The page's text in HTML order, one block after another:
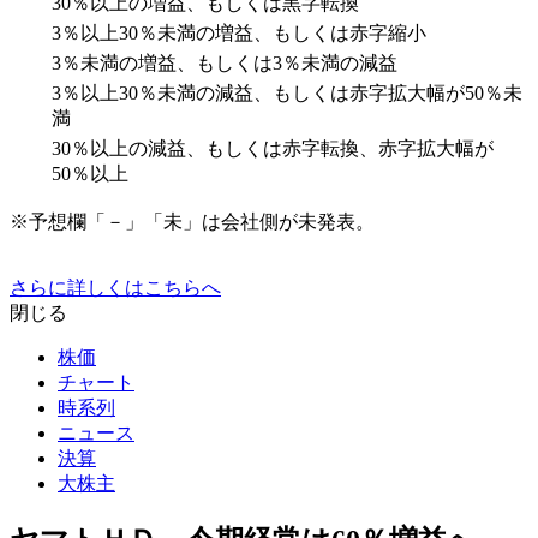
3％以上30％未満の増益、もしくは赤字縮小
3％未満の増益、もしくは3％未満の減益
3％以上30％未満の減益、もしくは赤字拡大幅が50％未
満
30％以上の減益、もしくは赤字転換、赤字拡大幅が
50％以上
※予想欄「－」「未」は会社側が未発表。
さらに詳しくはこちらへ
閉じる
株価
チャート
時系列
ニュース
決算
大株主